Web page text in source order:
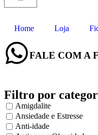
Home Loja
FALE COM A
Filtro por
Amigdalite
Ansiedade e Estresse
Anti-idade